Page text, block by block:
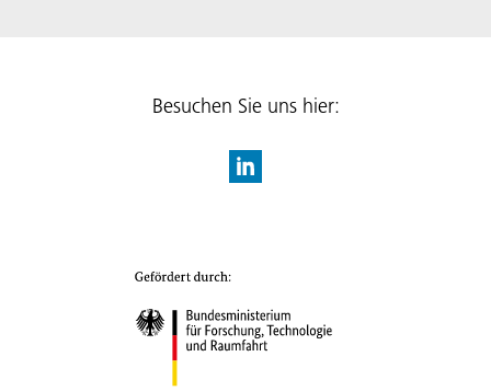
Besuchen Sie uns hier: